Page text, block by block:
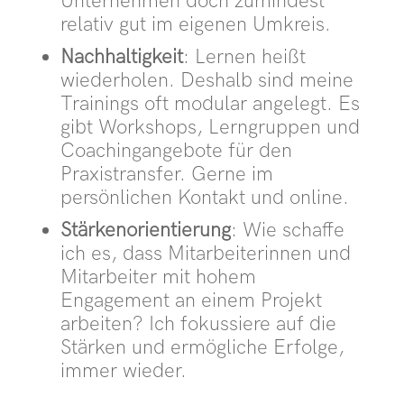
relativ gut im eigenen Umkreis.
Nachhaltigkeit: Lernen heißt
wiederholen. Deshalb sind meine
Trainings oft modular angelegt. Es
gibt Workshops, Lerngruppen und
Coachingangebote für den
Praxistransfer. Gerne im
persönlichen Kontakt und online.
Stärkenorientierung: Wie schaffe
ich es, dass Mitarbeiterinnen und
Mitarbeiter mit hohem
Engagement an einem Projekt
arbeiten? Ich fokussiere auf die
Stärken und ermögliche Erfolge,
immer wieder.